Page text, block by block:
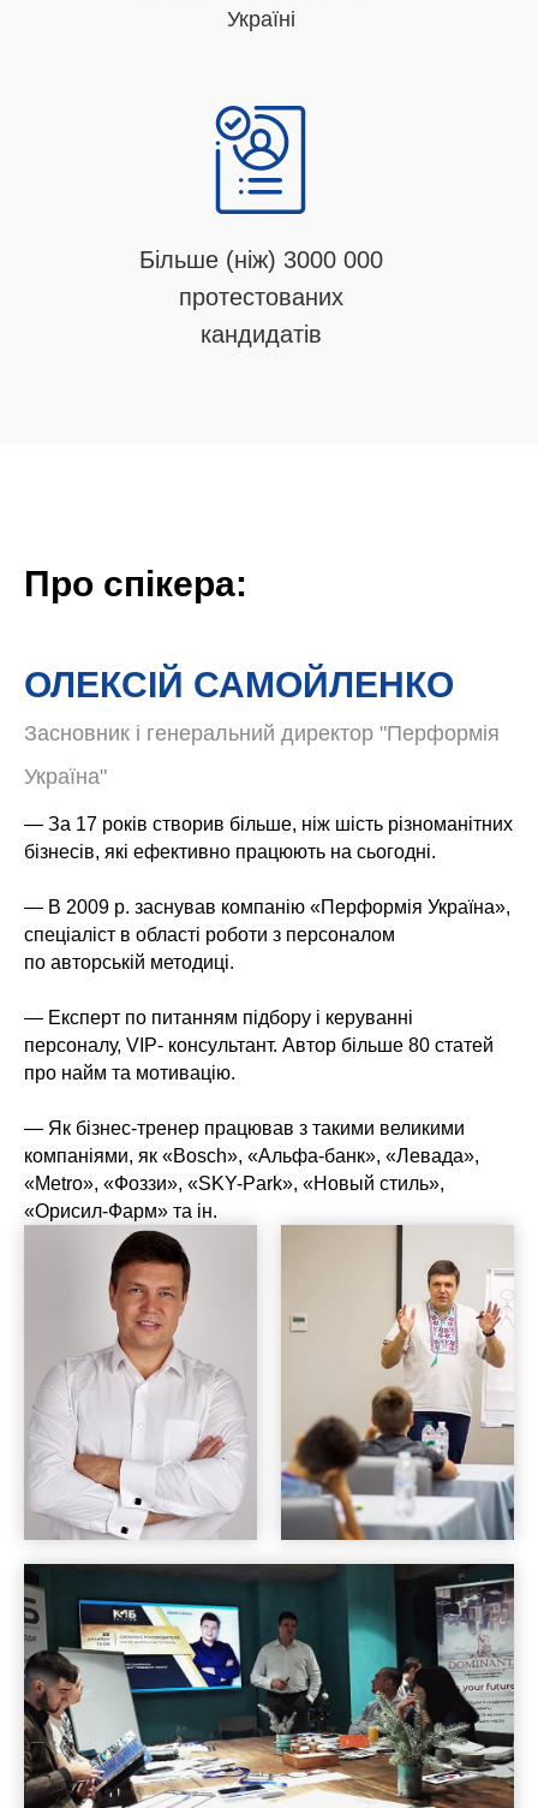
Україні
Більше (ніж) 3000 000
протестованих
кандидатів
Про спікера:
ОЛЕКСІЙ САМОЙЛЕНКО
Засновник і генеральний директор "Перформія
Україна"
— За 17 років створив більше, ніж шість різноманітних
бізнесів, які ефективно працюють на сьогодні.
— В 2009 р. заснував компанію «Перформія Україна»,
спеціаліст в області роботи з персоналом
по авторській методиці.
— Експерт по питанням підбору і керуванні
персоналу, VIP- консультант. Автор більше 80 статей
про найм та мотивацію.
— Як бізнес-тренер працював з такими великими
компаніями, як «Bosch», «Альфа-банк», «Левада»,
«Metro», «Фоззи», «SKY-Park», «Новый стиль»,
«Орисил-Фарм» та ін.